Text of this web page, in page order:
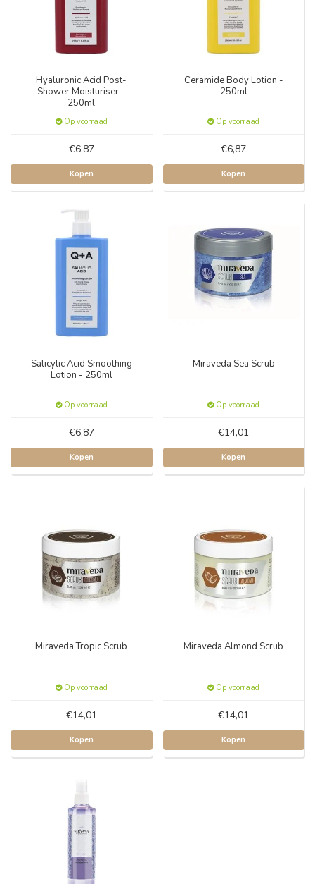
Hyaluronic Acid Post-
Shower Moisturiser -
250ml
Op voorraad
€6,87
Kopen
Ceramide Body Lotion -
250ml
Op voorraad
€6,87
Kopen
Salicylic Acid Smoothing
Lotion - 250ml
Op voorraad
€6,87
Kopen
Miraveda Sea Scrub
Op voorraad
€14,01
Kopen
Miraveda Tropic Scrub
Op voorraad
€14,01
Kopen
Miraveda Almond Scrub
Op voorraad
€14,01
Kopen